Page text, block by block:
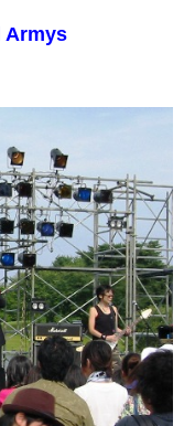
Armys